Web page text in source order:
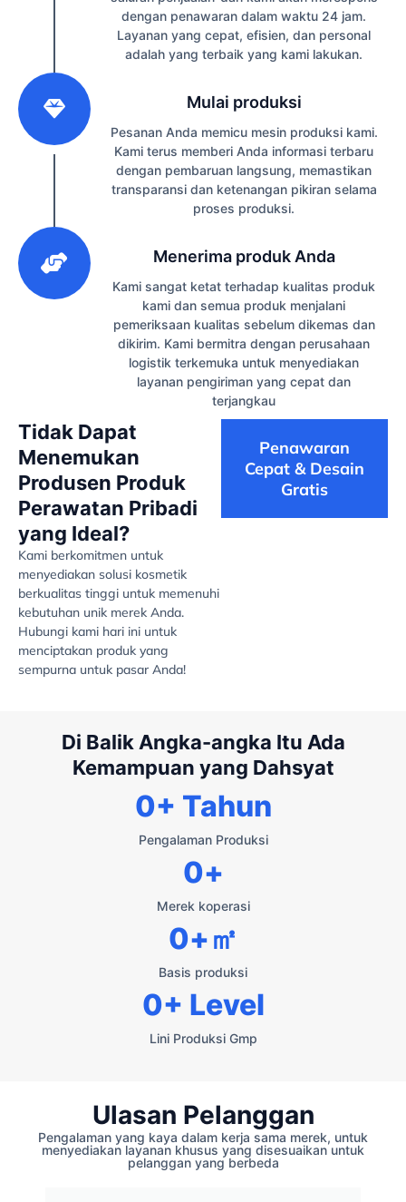
dengan penawaran dalam waktu 24 jam.
Layanan yang cepat, efisien, dan personal
adalah yang terbaik yang kami lakukan.
Mulai produksi
Pesanan Anda memicu mesin produksi kami.
Kami terus memberi Anda informasi terbaru
dengan pembaruan langsung, memastikan
transparansi dan ketenangan pikiran selama
proses produksi.
Menerima produk Anda
Kami sangat ketat terhadap kualitas produk
kami dan semua produk menjalani
pemeriksaan kualitas sebelum dikemas dan
dikirim. Kami bermitra dengan perusahaan
logistik terkemuka untuk menyediakan
layanan pengiriman yang cepat dan
terjangkau
Tidak Dapat
Menemukan
Produsen Produk
Perawatan Pribadi
yang Ideal?
Kami berkomitmen untuk
menyediakan solusi kosmetik
berkualitas tinggi untuk memenuhi
kebutuhan unik merek Anda.
Hubungi kami hari ini untuk
menciptakan produk yang
sempurna untuk pasar Anda!
Penawaran
Cepat & Desain
Gratis
Di Balik Angka-angka Itu Ada
Kemampuan yang Dahsyat
Pengalaman Produksi
0+ Tahun
Merek koperasi
0+
Basis produksi
0+㎡
Lini Produksi Gmp
0+ Level
Ulasan Pelanggan
Pengalaman yang kaya dalam kerja sama merek, untuk
menyediakan layanan khusus yang disesuaikan untuk
pelanggan yang berbeda